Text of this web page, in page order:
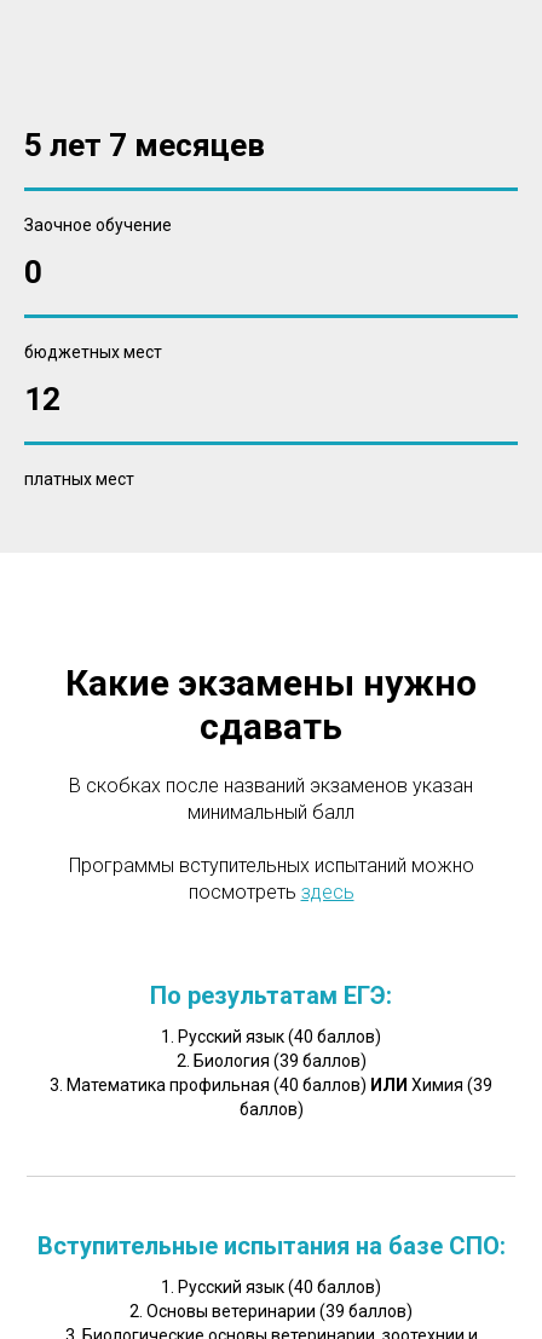
5 лет 7 месяцев
Заочное обучение
0
бюджетных мест
12
платных мест
Какие экзамены нужно
сдавать
В скобках после названий экзаменов указан
минимальный балл
Программы вступительных испытаний можно
посмотреть здесь
По результатам ЕГЭ:
1. Русский язык (40 баллов)
2. Биология (39 баллов)
3. Математика профильная (40 баллов) ИЛИ Химия (39
баллов)
Вступительные испытания на базе СПО:
1. Русский язык (40 баллов)
2. Основы ветеринарии (39 баллов)